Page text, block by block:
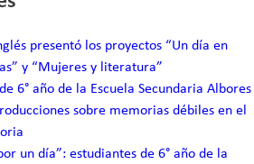
presentó los proyectos “Un día en
y “Mujeres y literatura”
6° año de la Escuela Secundaria Albores
sobre memorias débiles en el
un día”: estudiantes de 6° año de la